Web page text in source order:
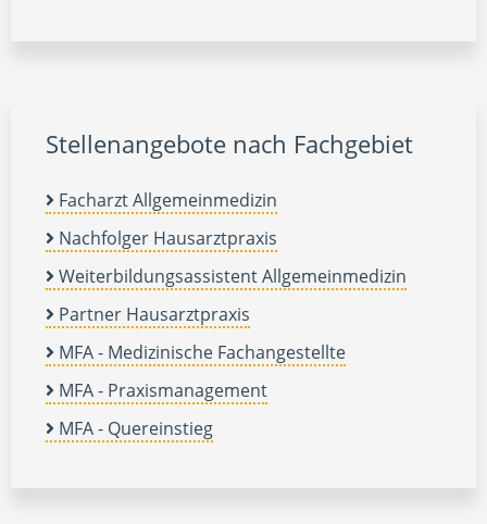
Stellenangebote nach Fachgebiet
Facharzt Allgemeinmedizin
Nachfolger Hausarztpraxis
Weiterbildungsassistent Allgemeinmedizin
Partner Hausarztpraxis
MFA - Medizinische Fachangestellte
MFA - Praxismanagement
MFA - Quereinstieg